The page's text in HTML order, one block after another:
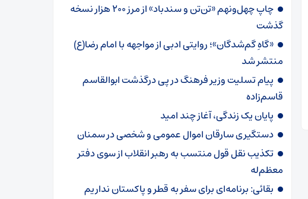
چاپ چهل‌ونهم «تن‌تن و سندباد» از مرز ۲۰۰ هزار نسخه
گذشت
«گاهِ گم‌شدگان»؛ روایتی ادبی از مواجهه با امام رضا(ع)
منتشر شد
پیام تسلیت وزیر فرهنگ در پی درگذشت ابوالقاسم
قاسم‌زاده
پایان یک زندگی، آغاز چند امید
دستگیری سارقان اموال عمومی و شخصی در سمنان
تکذیب نقل قول منتسب به رهبر انقلاب از سوی دفتر
معظم‌له
بقائی: برنامه‌ای برای سفر به قطر و پاکستان نداریم